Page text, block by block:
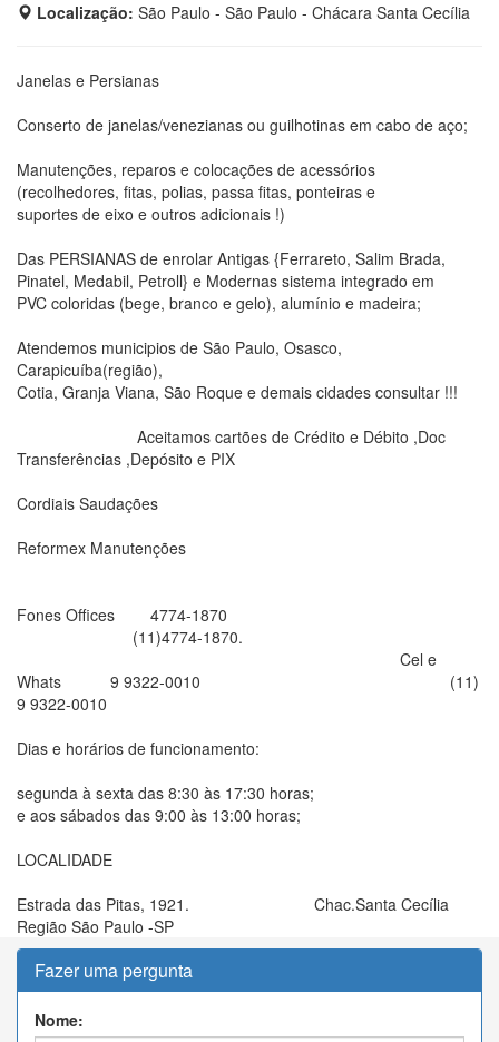
Localização: São Paulo - São Paulo - Chácara Santa Cecília
Janelas e Persianas
Conserto de janelas/venezianas ou guilhotinas em cabo de aço;
Manutenções, reparos e colocações de acessórios
(recolhedores, fitas, polias, passa fitas, ponteiras e
suportes de eixo e outros adicionais !)
Das PERSIANAS de enrolar Antigas {Ferrareto, Salim Brada,
Pinatel, Medabil, Petroll} e Modernas sistema integrado em
PVC coloridas (bege, branco e gelo), alumínio e madeira;
Atendemos municipios de São Paulo, Osasco,
Carapicuíba(região),
Cotia, Granja Viana, São Roque e demais cidades consultar !!!
Aceitamos cartões de Crédito e Débito ,Doc
Transferências ,Depósito e PIX
Cordiais Saudações
Reformex Manutenções
Fones Offices 4774-1870
(11)4774-1870.
Cel e
Whats 9 9322-0010 (11)
9 9322-0010
Dias e horários de funcionamento:
segunda à sexta das 8:30 às 17:30 horas;
e aos sábados das 9:00 às 13:00 horas;
LOCALIDADE
Estrada das Pitas, 1921. Chac.Santa Cecília
Região São Paulo -SP
Fazer uma pergunta
Nome: